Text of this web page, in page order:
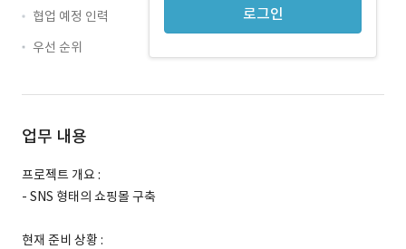
로그인
협업 예정 인력
우선 순위
업무 내용
프로젝트 개요 :
- SNS 형태의 쇼핑몰 구축
현재 준비 상황 :